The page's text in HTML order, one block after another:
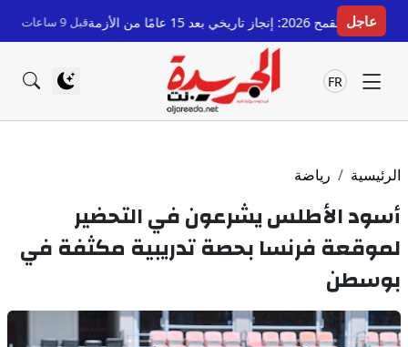
عاجل قبل 9 ساعات رسميا.. صلاح الدين
FR
الرئيسية رياضة
أسود الأطلس يشرعون في التحضير
لموقعة فرنسا بحصة تدريبية مكثفة في
بوسطن